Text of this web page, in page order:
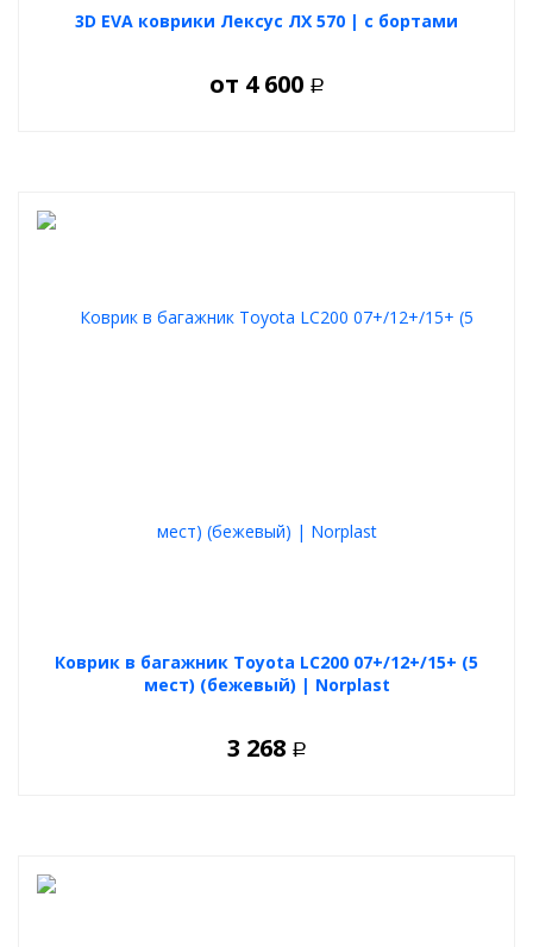
3D EVA коврики Лексус ЛХ 570 | с бортами
от 4 600 Р
Коврик в багажник Toyota LC200 07+/12+/15+ (5
мест) (бежевый) | Norplast
3 268 Р